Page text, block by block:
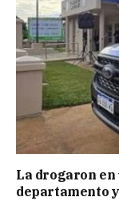
La drogaron
departamento